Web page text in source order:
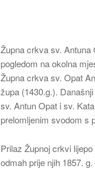
Župna crkva sv. Antuna
pogledom na okolna
Župna crkva sv. Opat
župa (1430.g.).
sv. Antun Opat i sv.
prelomljenim svodom s
Prilaz Župnoj crkvi
odmah prije njih 1857.